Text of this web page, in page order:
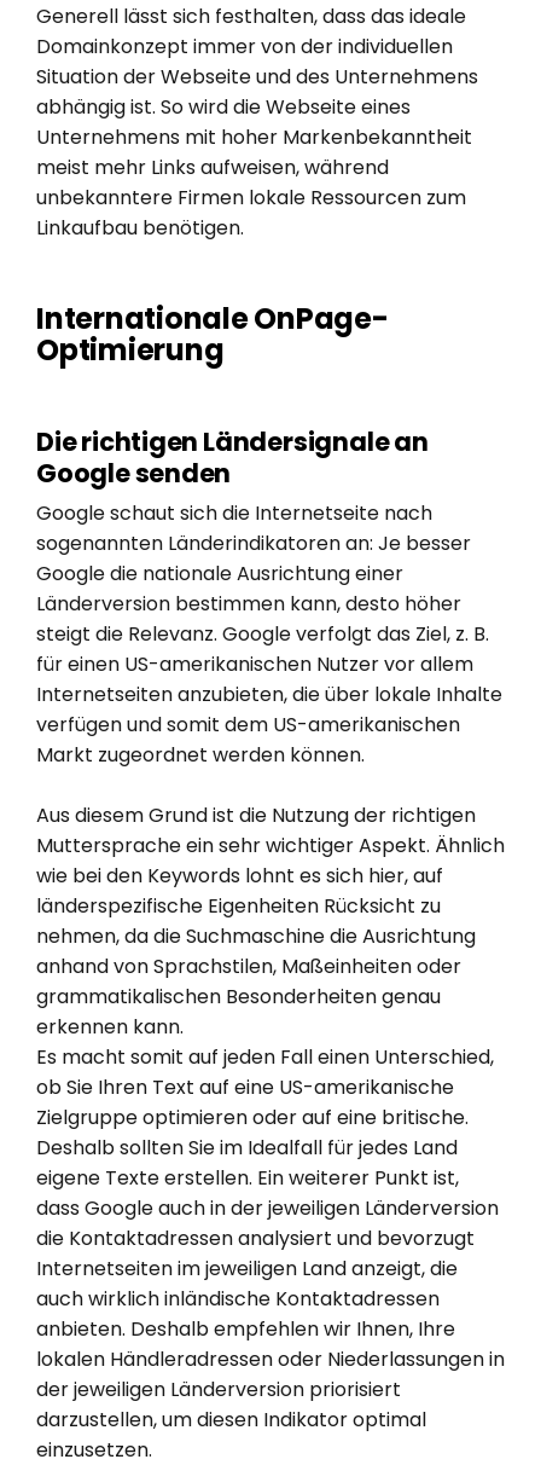
Generell lässt sich festhalten, dass das ideale
Domainkonzept immer von der individuellen
Situation der Webseite und des Unternehmens
abhängig ist. So wird die Webseite eines
Unternehmens mit hoher Markenbekanntheit
meist mehr Links aufweisen, während
unbekanntere Firmen lokale Ressourcen zum
Linkaufbau benötigen.
Internationale OnPage-
Optimierung
Die richtigen Ländersignale an
Google senden
Google schaut sich die Internetseite nach
sogenannten Länderindikatoren an: Je besser
Google die nationale Ausrichtung einer
Länderversion bestimmen kann, desto höher
steigt die Relevanz. Google verfolgt das Ziel, z. B.
für einen US-amerikanischen Nutzer vor allem
Internetseiten anzubieten, die über lokale Inhalte
verfügen und somit dem US-amerikanischen
Markt zugeordnet werden können.
Aus diesem Grund ist die Nutzung der richtigen
Muttersprache ein sehr wichtiger Aspekt. Ähnlich
wie bei den Keywords lohnt es sich hier, auf
länderspezifische Eigenheiten Rücksicht zu
nehmen, da die Suchmaschine die Ausrichtung
anhand von Sprachstilen, Maßeinheiten oder
grammatikalischen Besonderheiten genau
erkennen kann.
Es macht somit auf jeden Fall einen Unterschied,
ob Sie Ihren Text auf eine US-amerikanische
Zielgruppe optimieren oder auf eine britische.
Deshalb sollten Sie im Idealfall für jedes Land
eigene Texte erstellen. Ein weiterer Punkt ist,
dass Google auch in der jeweiligen Länderversion
die Kontaktadressen analysiert und bevorzugt
Internetseiten im jeweiligen Land anzeigt, die
auch wirklich inländische Kontaktadressen
anbieten. Deshalb empfehlen wir Ihnen, Ihre
lokalen Händleradressen oder Niederlassungen in
der jeweiligen Länderversion priorisiert
darzustellen, um diesen Indikator optimal
einzusetzen.